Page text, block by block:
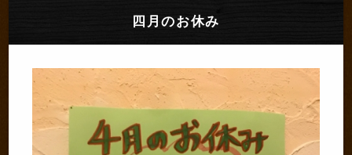
四月のお休み